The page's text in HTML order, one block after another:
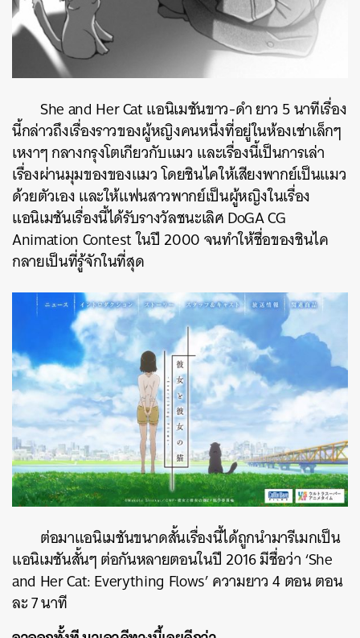
She and Her Cat แอนิเมชันขาว-ดำ ยาว 5 นาทีเรื่อง
นี้กล่าวถึงเรื่องราวของผู้หญิงคนหนึ่งที่อยู่ในห้องเช่าเล็­กๆ
เหงาๆ กลางกรุงโตเกียวกับแมว และเรื่องนี้เป็นการเล่า
เรื่องผ่านมุมของของแมว โดยชินไคให้เสียงพากย์เป็นแมว
ด้วยตัวเอง และให้แฟนสาวพากย์เป็นผู้หญิงในเรื่อง
แอนิเมชันเรื่องนี้ได้รับรางวัลชนะเลิศ DoGA CG
Animation Contest ในปี 2000 จนทำให้ชื่อของชินไค
กลายเป็นที่รู้จักในที่สุด
ต่อมาแอนิเมชันขนาดสั้นเรื่องนี้ได้ถูกนำมารีเมกเป็น
แอนิเมชันสั้นๆ ต่อกันหลายตอนในปี 2016 มีชื่อว่า ‘She
and Her Cat: Everything Flows’ ความยาว 4 ตอน ตอน
ละ 7 นาที